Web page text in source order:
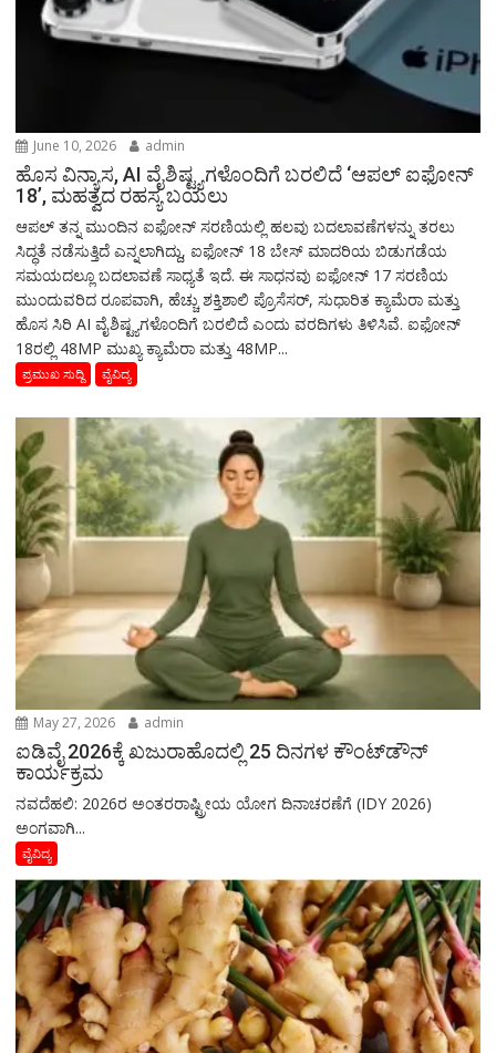
June 10, 2026 admin
ಹೊಸ ವಿನ್ಯಾಸ, AI ವೈಶಿಷ್ಟ್ಯಗಳೊಂದಿಗೆ ಬರಲಿದೆ ‘ಆಪಲ್ ಐಫೋನ್
18’, ಮಹತ್ವದ ರಹಸ್ಯ ಬಯಲು
ಆಪಲ್ ತನ್ನ ಮುಂದಿನ ಐಫೋನ್ ಸರಣಿಯಲ್ಲಿ ಹಲವು ಬದಲಾವಣೆಗಳನ್ನು ತರಲು
ಸಿದ್ಧತೆ ನಡೆಸುತ್ತಿದೆ ಎನ್ನಲಾಗಿದ್ದು, ಐಫೋನ್ 18 ಬೇಸ್ ಮಾದರಿಯ ಬಿಡುಗಡೆಯ
ಸಮಯದಲ್ಲೂ ಬದಲಾವಣೆ ಸಾಧ್ಯತೆ ಇದೆ. ಈ ಸಾಧನವು ಐಫೋನ್ 17 ಸರಣಿಯ
ಮುಂದುವರಿದ ರೂಪವಾಗಿ, ಹೆಚ್ಚು ಶಕ್ತಿಶಾಲಿ ಪ್ರೊಸೆಸರ್, ಸುಧಾರಿತ ಕ್ಯಾಮೆರಾ ಮತ್ತು
ಹೊಸ ಸಿರಿ AI ವೈಶಿಷ್ಟ್ಯಗಳೊಂದಿಗೆ ಬರಲಿದೆ ಎಂದು ವರದಿಗಳು ತಿಳಿಸಿವೆ. ಐಫೋನ್
18ರಲ್ಲಿ 48MP ಮುಖ್ಯ ಕ್ಯಾಮೆರಾ ಮತ್ತು 48MP...
ಪ್ರಮುಖ ಸುದ್ದಿ ವೈವಿದ್ಯ
May 27, 2026 admin
ಐಡಿವೈ 2026ಕ್ಕೆ ಖಜುರಾಹೊದಲ್ಲಿ 25 ದಿನಗಳ ಕೌಂಟ್‌ಡೌನ್
ಕಾರ್ಯಕ್ರಮ
ನವದೆಹಲಿ: 2026ರ ಅಂತರರಾಷ್ಟ್ರೀಯ ಯೋಗ ದಿನಾಚರಣೆಗೆ (IDY 2026)
ಅಂಗವಾಗಿ...
ವೈವಿದ್ಯ